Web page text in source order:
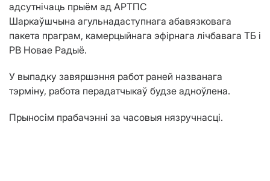
адсутнічаць прыём ад АРТПС
Шаркаўшчына агульнадаступнага абавязковага
пакета праграм, камерцыйнага эфірнага лічбавага ТБ і
РВ Новае Радыё.
У выпадку завяршэння работ раней названага
тэрміну, работа перадатчыкаў будзе адноўлена.
Прыносім прабачэнні за часовыя нязручнасці.